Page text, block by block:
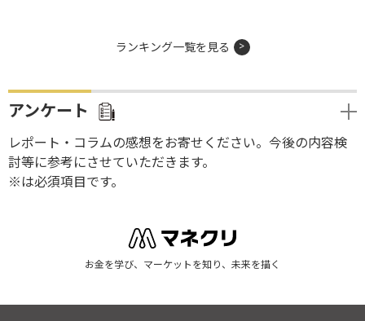
ランキング一覧を見る
アンケート
レポート・コラムの感想をお寄せください。今後の内容検
討等に参考にさせていただきます。
※は必須項目です。
お金を学び、マーケットを知り、未来を描く